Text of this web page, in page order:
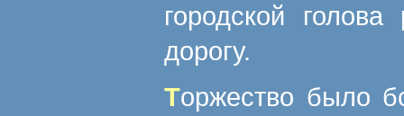
городской
дорогу.
Торжество было большое – ведь в скудную городскую